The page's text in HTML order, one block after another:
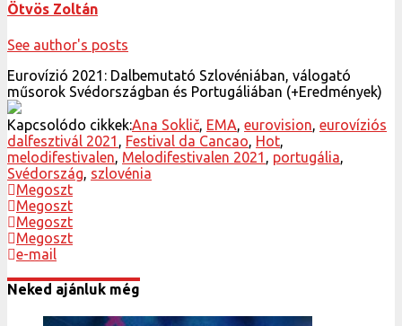
Ötvös Zoltán
See author's posts
Eurovízió 2021: Dalbemutató Szlovéniában, válogató
műsorok Svédországban és Portugáliában (+Eredmények)
Kapcsolódo cikkek:Ana Soklič EMA eurovision eurovíziós
dalfesztivál 2021
Festival da Cancao Hot
melodifestivalen Melodifestivalen 2021 portugália
Svédország szlovénia
Megoszt
Megoszt
Megoszt
Megoszt
e-mail
Neked ajánluk még